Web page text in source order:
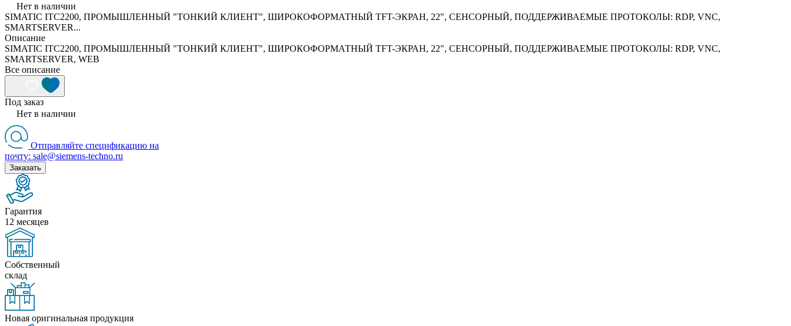
Нет в наличии
SIMATIC ITC2200, ПРОМЫШЛЕННЫЙ "ТОНКИЙ КЛИЕНТ", ШИРОКОФОРМАТНЫЙ TFT-ЭКРАН, 22", СЕНСОРНЫЙ, ПОДДЕРЖИВАЕМЫЕ ПРОТОКОЛЫ: RDP, VNC,
SMARTSERVER...
Описание
SIMATIC ITC2200, ПРОМЫШЛЕННЫЙ "ТОНКИЙ КЛИЕНТ", ШИРОКОФОРМАТНЫЙ TFT-ЭКРАН, 22", СЕНСОРНЫЙ, ПОДДЕРЖИВАЕМЫЕ ПРОТОКОЛЫ: RDP, VNC,
SMARTSERVER, WEB
Все описание
Под заказ
Нет в наличии
Отправляйте спецификацию на
почту: sale@siemens-techno.ru
Заказать
Гарантия
12 месяцев
Собственный
склад
Новая оригинальная продукция